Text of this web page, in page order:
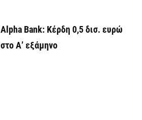
Alpha Bank: Κέρδη 0,5 δισ. ευρώ
στο Α’ εξάμηνο